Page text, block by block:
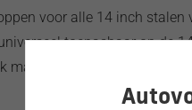
voor alle 14 inch stalen
toepasbaar op de
maakt van winterbanden